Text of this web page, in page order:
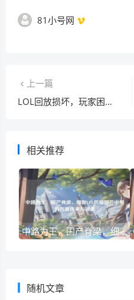
81小号网
上一篇
LOL回放损坏，玩家困扰及解决办法
相关推荐
中路为王，国产脊梁，细数LPL历届国产中单的兴衰传承与排名
随机文章